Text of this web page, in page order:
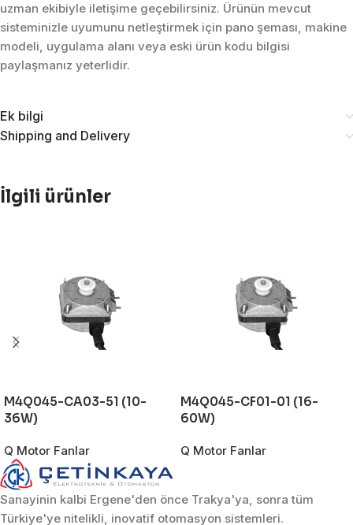
uzman ekibiyle iletişime geçebilirsiniz. Ürünün mevcut
sisteminizle uyumunu netleştirmek için pano şeması, makine
modeli, uygulama alanı veya eski ürün kodu bilgisi
paylaşmanız yeterlidir.
Ek bilgi
Shipping and Delivery
İlgili ürünler
M4Q045-CA03-51 (10-
36W)
Q Motor Fanlar
M4Q045-CF01-01 (16-
60W)
Q Motor Fanlar
Sanayinin kalbi Ergene'den önce Trakya'ya, sonra tüm
Türkiye'ye nitelikli, inovatif otomasyon sistemleri.